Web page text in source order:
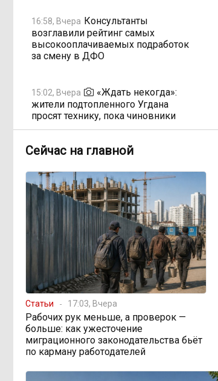
16:58, Вчера Консультанты
возглавили рейтинг самых
высокооплачиваемых подработок
за смену в ДФО
15:02, Вчера
«Ждать некогда»:
жители подтопленного Угдана
просят технику, пока чиновники
разводят руками
легализует топливо стандарта
«Евро-2»
12:33, Вчера
Власти: Забайкалье
переживает туристический бум
11:05, Вчера «В большинстве
регионов индексация прошла с 1
января»: почему Забайкалье
задержало повышение зарплат
бюджетникам
10:16, Вчера
В Каларском округе
Сейчас на главной
Статьи 17:03, Вчера
Рабочих рук меньше, а проверок —
больше: как ужесточение
миграционного законодательства бьёт
по карману работодателей